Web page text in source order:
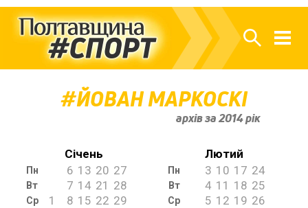
ЙОВАН МАРКОСКІ
архів за 2014 рік
Січень
Пн 6 13 20 27
Вт 7 14 21 28
Ср 1 8 15 22 29
Лютий
Пн 3 10 17 24
Вт 4 11 18 25
Ср 5 12 19 26